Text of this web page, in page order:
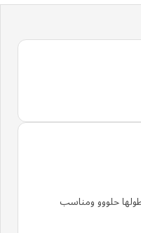
حلووو ومناسب